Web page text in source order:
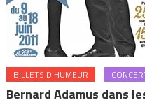
BILLETS D'HUMEUR
Bernard Adamus dans